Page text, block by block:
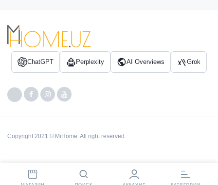
ChatGPT Perplexity AI Overviews Grok
Copyright 2021 © MiHome. All right reserved.